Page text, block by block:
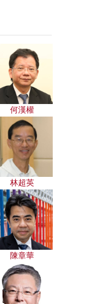
何漢權
林超英
陳章華